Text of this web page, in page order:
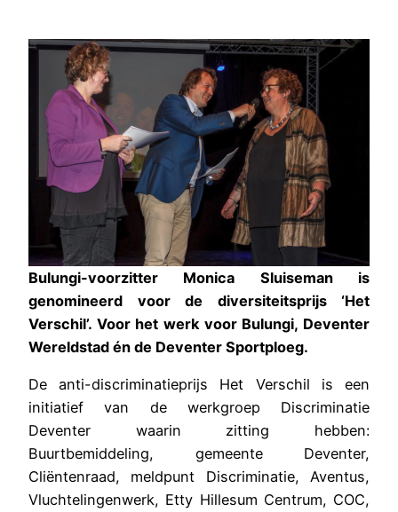
Bulungi-voorzitter Monica Sluiseman is
genomineerd voor de diversiteitsprijs ‘Het
Verschil’. Voor het werk voor Bulungi, Deventer
Wereldstad én de Deventer Sportploeg.
De anti-discriminatieprijs Het Verschil is een
initiatief van de werkgroep Discriminatie
Deventer waarin zitting hebben:
Buurtbemiddeling, gemeente Deventer,
Cliëntenraad, meldpunt Discriminatie, Aventus,
Vluchtelingenwerk, Etty Hillesum Centrum, COC,